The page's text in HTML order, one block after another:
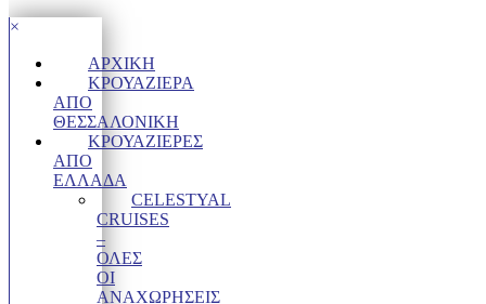
×
ΑΡΧΙΚΉ
ΚΡΟΥΑΖΙΈΡΑ
ΑΠΌ
ΘΕΣΣΑΛΟΝΊΚΗ
ΚΡΟΥΑΖΙΈΡΕΣ
ΑΠΌ
ΕΛΛΆΔΑ
CELESTYAL
CRUISES
–
ΟΛΕΣ
ΟΙ
ΑΝΑΧΩΡΗΣΕΙΣ